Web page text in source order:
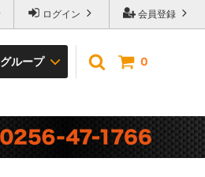
会員登録
ログイン
0
グループ